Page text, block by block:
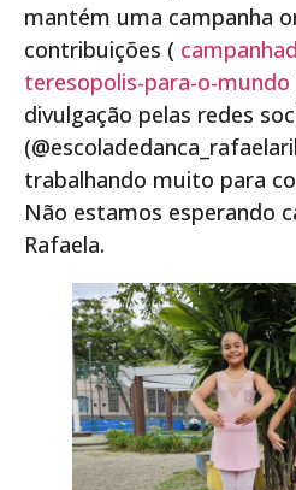
mantém uma campanha
contribuições (
teresopolis-para-o-mundo
divulgação pelas redes
trabalhando muito para
Não estamos esperando
Rafaela.